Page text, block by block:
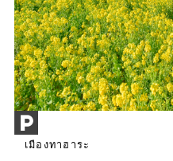
เมืองทาฮาระ